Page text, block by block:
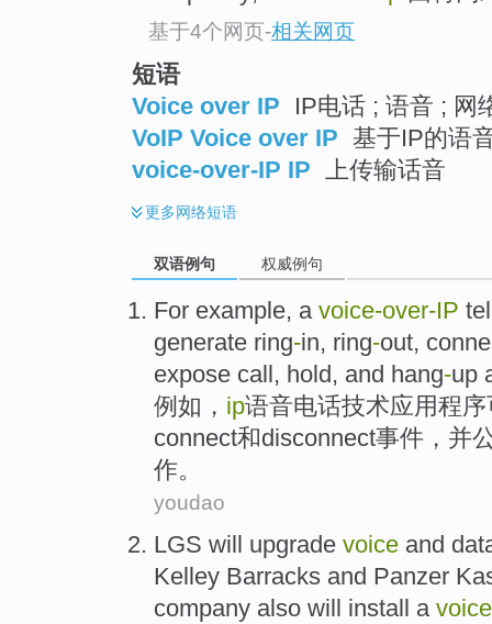
基于4个网页-相关网页
短语
Voice over IP
IP电话 ; 语音 ; 网
VoIP Voice over IP 基于IP的语
voice-over-IP IP
上传输话音
更多网络短语
双语例句 权威例句
For example, a voice-over-IP
generate ring-in, ring-out,
expose call, hold, and hang-up
例如 ， ip语音电话技术应用程序
connect和disconnect事件 ， 并
作。
youdao
LGS will upgrade voice and
Kelley Barracks and Panzer
company also will install a